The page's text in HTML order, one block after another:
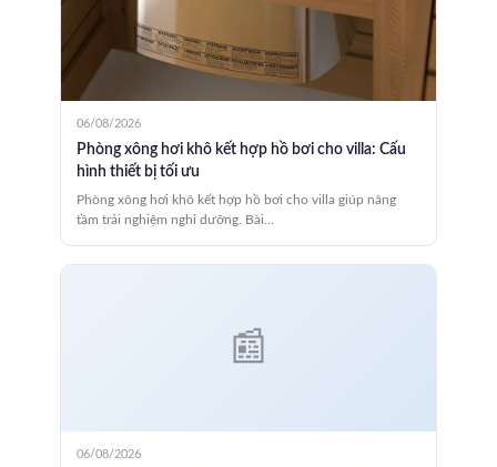
06/08/2026
Phòng xông hơi khô kết hợp hồ bơi cho villa: Cấu
hình thiết bị tối ưu
Phòng xông hơi khô kết hợp hồ bơi cho villa giúp nâng
tầm trải nghiệm nghỉ dưỡng. Bài…
06/08/2026